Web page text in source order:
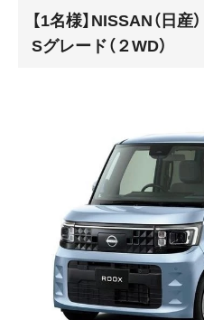
【1名様】NISSAN（日
Sグレード（２WD）